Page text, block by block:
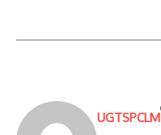
UGTSPCLM